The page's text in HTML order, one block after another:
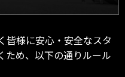
皆様に安心・安全なスタ
ため、以下の通りルール